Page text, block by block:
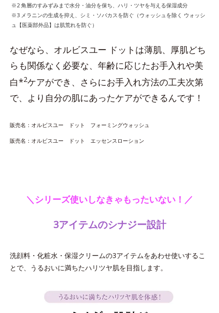
※2 角層のすみずみまで水分・油分を保ち、ハリ・ツヤを与える保湿成分
※3 メラニンの生成を抑え、シミ・ソバカスを防ぐ（ウォッシュを除く ウォッシ
ュ【医薬部外品】は肌荒れを防ぐ）
なぜなら、オルビスユー ドットは薄肌、厚肌どち
らも関係なく必要な、年齢に応じたお手入れや美
白*2ケアができ、さらにお手入れ方法の工夫次第
で、より自分の肌にあったケアができるんです！
販売名：オルビスユー ドット フォーミングウォッシュ
販売名：オルビスユー ドット エッセンスローション
＼シリーズ使いしなきゃもったいない！／
3アイテムのシナジー設計
洗顔料・化粧水・保湿クリームの3アイテムをあわせ使いするこ
とで、うるおいに満ちたハリツヤ肌を目指します。